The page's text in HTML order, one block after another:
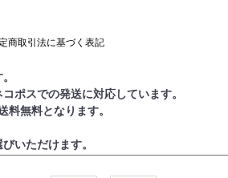
商取引法に基づく表記
ポスでの発送に対応しています。
料無料となります。
いただけます。